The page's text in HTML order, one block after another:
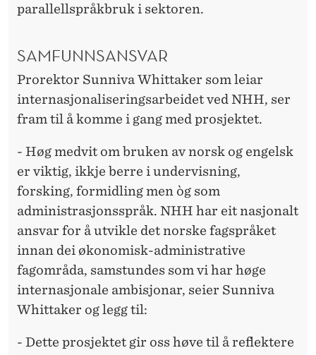
parallellspråkbruk i sektoren.
SAMFUNNSANSVAR
Prorektor Sunniva Whittaker som leiar
internasjonaliseringsarbeidet ved NHH, ser
fram til å komme i gang med prosjektet.
- Høg medvit om bruken av norsk og engelsk
er viktig, ikkje berre i undervisning,
forsking, formidling men òg som
administrasjonsspråk. NHH har eit nasjonalt
ansvar for å utvikle det norske fagspråket
innan dei økonomisk-administrative
fagområda, samstundes som vi har høge
internasjonale ambisjonar, seier Sunniva
Whittaker og legg til:
- Dette prosjektet gir oss høve til å reflektere